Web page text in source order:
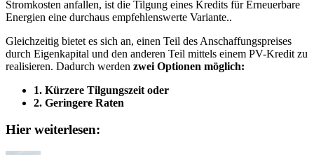
Stromkosten anfallen, ist die Tilgung eines Kredits für Erneuerbare
Energien eine durchaus empfehlenswerte Variante..
Gleichzeitig bietet es sich an, einen Teil des Anschaffungspreises
durch Eigenkapital und den anderen Teil mittels einem PV-Kredit zu
realisieren. Dadurch werden zwei Optionen möglich:
1. Kürzere Tilgungszeit oder
2. Geringere Raten
Hier weiterlesen: